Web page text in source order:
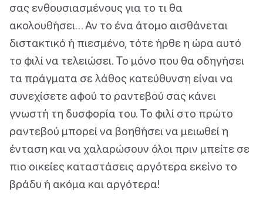
σας ενθουσιασμένους για το τι θα
ακολουθήσει… Αν το ένα άτομο αισθάνεται
διστακτικό ή πιεσμένο, τότε ήρθε η ώρα αυτό
το φιλί να τελειώσει. Το μόνο που θα οδηγήσει
τα πράγματα σε λάθος κατεύθυνση είναι να
συνεχίσετε αφού το ραντεβού σας κάνει
γνωστή τη δυσφορία του. Το φιλί στο πρώτο
ραντεβού μπορεί να βοηθήσει να μειωθεί η
ένταση και να χαλαρώσουν όλοι πριν μπείτε σε
πιο οικείες καταστάσεις αργότερα εκείνο το
βράδυ ή ακόμα και αργότερα!